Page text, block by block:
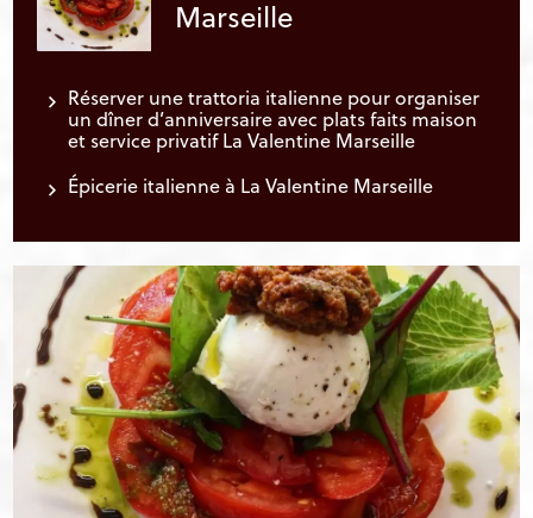
Marseille
Réserver une trattoria italienne pour organiser
un dîner d’anniversaire avec plats faits maison
et service privatif La Valentine Marseille
Épicerie italienne à La Valentine Marseille